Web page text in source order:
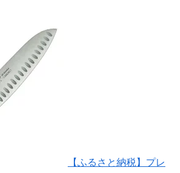
【ふるさと納税】プレ